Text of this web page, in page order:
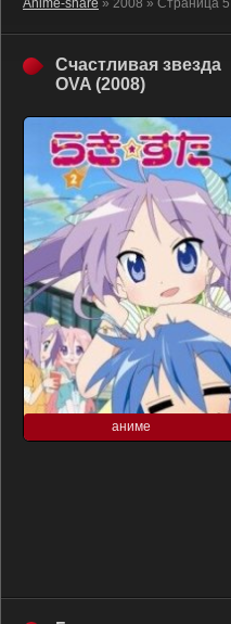
Anime-share » 2008 » Страница 5
Счастливая звезда
OVA (2008)
аниме